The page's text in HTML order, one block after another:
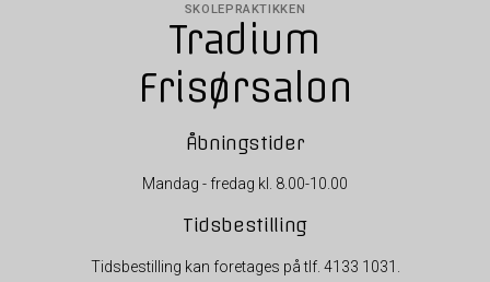
SKOLEPRAKTIKKEN
Tradium
Frisørsalon
Åbningstider
Mandag - fredag kl. 8.00-10.00
Tidsbestilling
Tidsbestilling kan foretages på tlf. 4133 1031.